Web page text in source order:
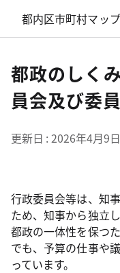
都内区市町村マップ
都政のしく
員会及び委員
更新日 2026年4月9日
行政委員会等は、知
ため、知事から独立
都政の一体性を保つ
でも、予算の仕事や
っています。